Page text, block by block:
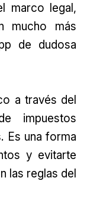
marco legal,
mucho más
de dudosa
a través del
impuestos
Es una forma
y evitarte
las reglas del